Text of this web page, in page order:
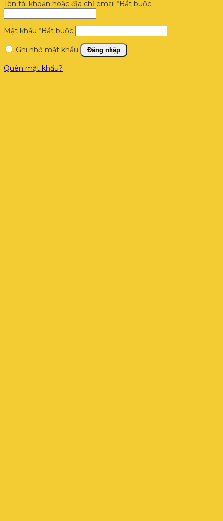
Tên tài khoản hoặc địa chỉ email *Bắt buộc
Mật khẩu *Bắt buộc
Ghi nhớ mật khẩu Đăng nhập
Quên mật khẩu?